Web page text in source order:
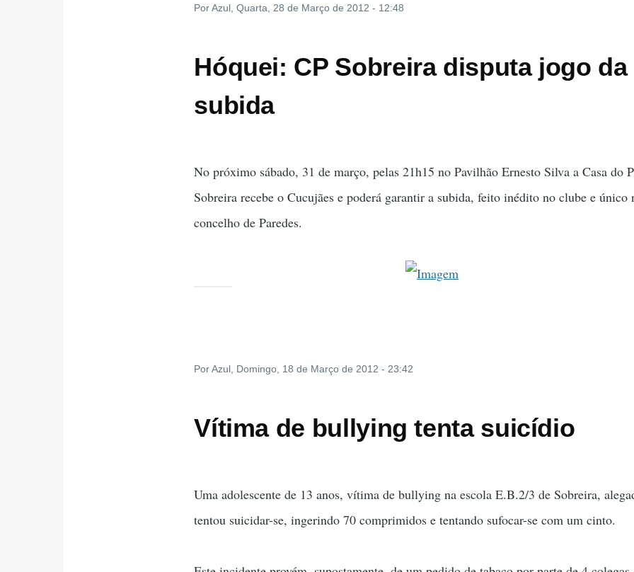
PorAzul, Quarta, 28 de Março de 2012 - 12:48
Hóquei: CP Sobreira disputa jogo da
subida
No próximo sábado, 31 de março, pelas 21h15 no Pavilhão Ernesto Silva a Casa do
Sobreira recebe o Cucujães e poderá garantir a subida, feito inédito no clube e único
concelho de Paredes.
PorAzul , Domingo, 18 de Março de 2012 - 23:42
Vítima de bullying tenta suicídio
Uma adolescente de 13 anos, vítima de bullying na escola E.B.2/3 de Sobreira,
tentou suicidar-se, ingerindo 70 comprimidos e tentando sufocar-se com um cinto.